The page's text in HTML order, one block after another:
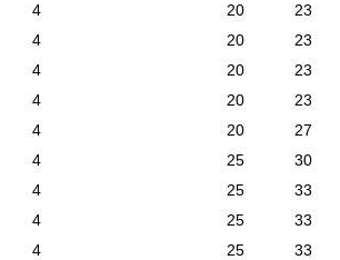
4 20 23
4 20 23
4 20 23
4 20 23
4 20 27
4 25 30
4 25 33
4 25 33
4 25 33